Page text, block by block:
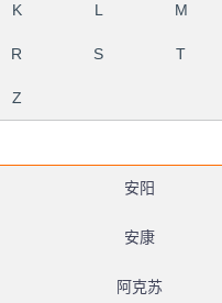
K L M
R S T
Z
安阳
安康
阿克苏